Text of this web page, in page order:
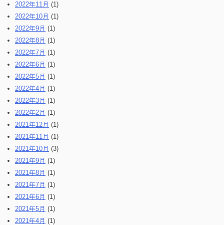
2022年11月 (1)
2022年10月 (1)
2022年9月 (1)
2022年8月 (1)
2022年7月 (1)
2022年6月 (1)
2022年5月 (1)
2022年4月 (1)
2022年3月 (1)
2022年2月 (1)
2021年12月 (1)
2021年11月 (1)
2021年10月 (3)
2021年9月 (1)
2021年8月 (1)
2021年7月 (1)
2021年6月 (1)
2021年5月 (1)
2021年4月 (1)